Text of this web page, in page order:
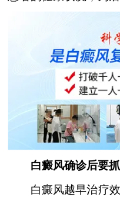
白癜风确诊后要抓
白癜风越早治疗效